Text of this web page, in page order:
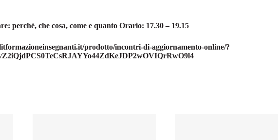
perché, che cosa, come e quantoOrario: 17.30 – 19.15
prodotto/incontri-di-aggiornamento-online/?